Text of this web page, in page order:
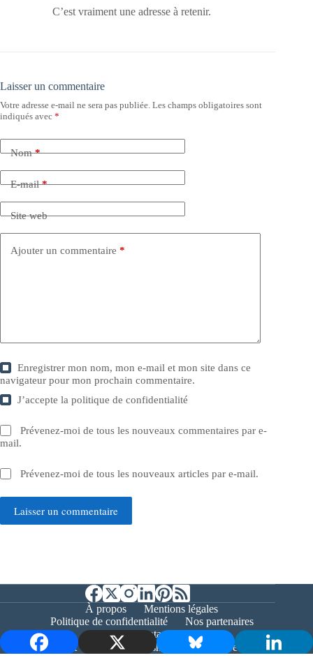
C’est vraiment une adresse à retenir.
Laisser un commentaire
Votre adresse e-mail ne sera pas publiée. Les champs obligatoires sont
indiqués avec *
Nom*
E-mail*
Site web
Ajouter un commentaire *
Enregistrer mon nom, mon e-mail et mon site dans ce
navigateur pour mon prochain commentaire.
J’accepte lapolitique de confidentialité
Prévenez-moi de tous les nouveaux commentaires par e-
mail.
Prévenez-moi de tous les nouveaux articles par e-mail.
Laisser un commentaire
À propos
Mentions légales
Politique de confidentialité
Nos partenaires
Contact
Copyright © 2026 - Bernieshoot.fr Journal Web